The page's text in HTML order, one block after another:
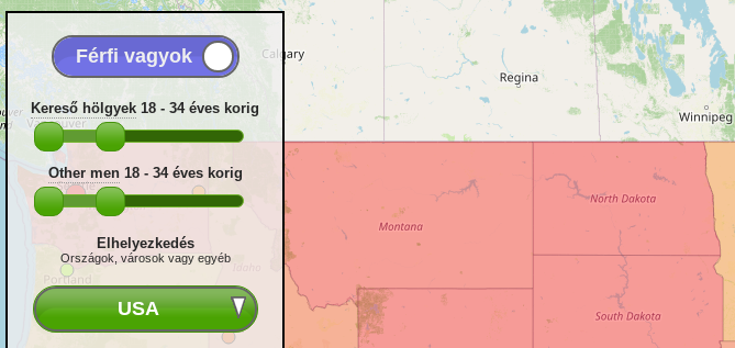
Kereső hölgyek 18 - 34éves korig
Other men 18 - 34éves korig
Elhelyezkedés
Országok, városok vagy egyéb
USA